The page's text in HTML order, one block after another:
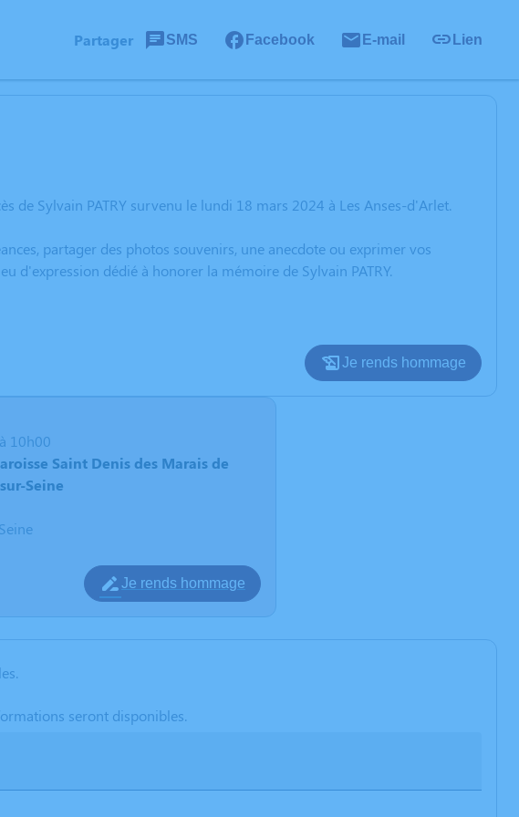
Partager SMS Facebook E-mail Lien
de Sylvain PATRY survenu le lundi 18 mars 2024 à Les Anses-d'Arlet.
partager des photos souvenirs, une anecdote ou exprimer vos
d'expression dédié à honorer la mémoire de Sylvain PATRY.
Je rends hommage
10h00
Saint Denis des Marais de
Seine
Je rends hommage
seront disponibles.